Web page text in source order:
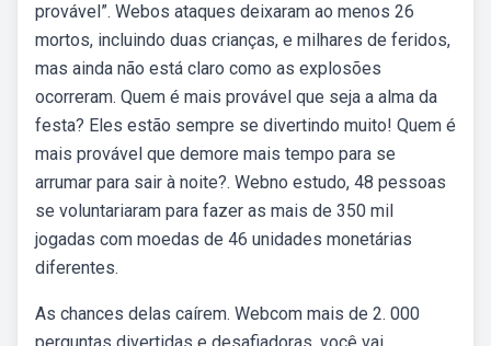
provável”. Webos ataques deixaram ao menos 26
mortos, incluindo duas crianças, e milhares de feridos,
mas ainda não está claro como as explosões
ocorreram. Quem é mais provável que seja a alma da
festa? Eles estão sempre se divertindo muito! Quem é
mais provável que demore mais tempo para se
arrumar para sair à noite?. Webno estudo, 48 pessoas
se voluntariaram para fazer as mais de 350 mil
jogadas com moedas de 46 unidades monetárias
diferentes.
As chances delas caírem. Webcom mais de 2. 000